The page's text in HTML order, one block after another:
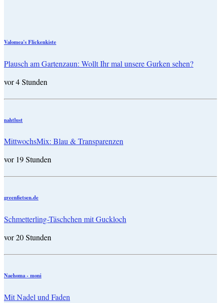
Valomea's Flickenkiste
Plausch am Gartenzaun: Wollt Ihr mal unsere Gurken sehen?
vor 4 Stunden
nahtlust
MittwochsMix: Blau & Transparenzen
vor 19 Stunden
greenfietsen.de
Schmetterling-Täschchen mit Guckloch
vor 20 Stunden
Naehoma - moni
Mit Nadel und Faden